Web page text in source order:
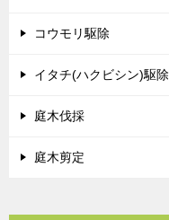
コウモリ駆除
イタチ(ハクビシン)駆除
庭木伐採
庭木剪定